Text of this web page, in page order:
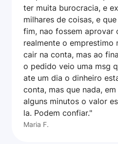
ter muita burocracia, e
milhares de coisas, e
fim, nao fossem aprovar
realmente o emprestimo
cair na conta, mas ao
o pedido veio uma msg
ate um dia o dinheiro
conta, mas que nada, em
alguns minutos o valor
la. Podem confiar."
Maria F.